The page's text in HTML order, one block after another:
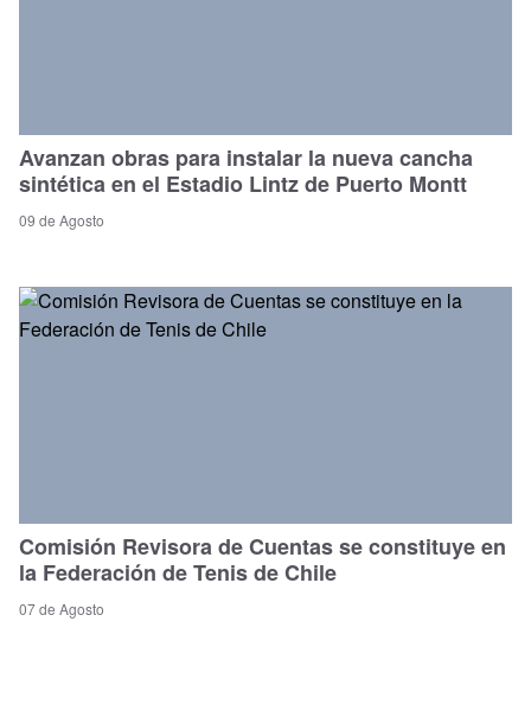
Avanzan obras para instalar la nueva cancha
sintética en el Estadio Lintz de Puerto Montt
09 de Agosto
Comisión Revisora de Cuentas se constituye en
la Federación de Tenis de Chile
07 de Agosto